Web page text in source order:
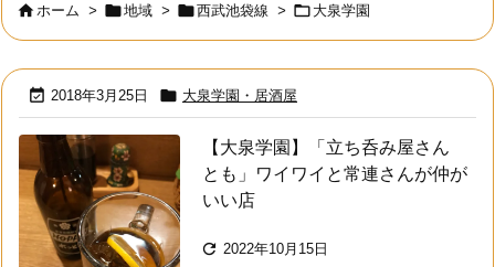
ホーム > 地域 > 西武池袋線 >  大泉学園
 2018年3月25日  大泉学園・居酒屋
【大泉学園】「立ち呑み屋さん
とも」ワイワイと常連さんが仲が
いい店
 2022年10月15日